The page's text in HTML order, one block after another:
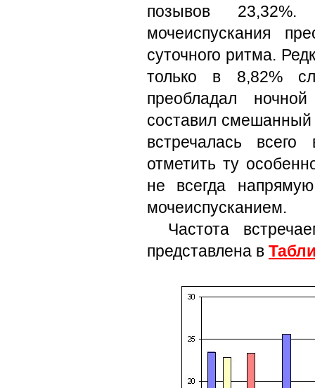
позывов
мочеиспускания
суточного ритма.
только в 8,82%
преобладал
составил
встречалась
отметить ту
не всегда
мочеиспусканием.
Частота
представлена в